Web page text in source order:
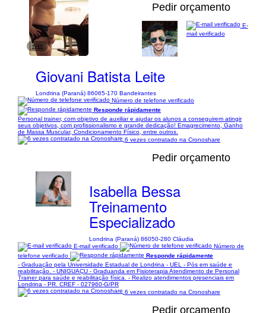
1/11
Pedir orçamento
Giovani Batista Leite
Londrina (Paraná) 86065-170 Bandeirantes
E-
mail verificado
Número de telefone verificado
Responde rápidamente
Personal trainer, com objetivo de auxiliar e ajudar os alunos a conseguirem atingir
seus objetivos, com profissionalismo e grande dedicação! Emagrecimento, Ganho
de Massa Muscular, Condicionamento Físico, entre outros.
6 vezes contratado na Cronoshare
Pedir orçamento
Isabella Bessa
Treinamento
Especializado
Londrina (Paraná) 86050-280 Cláudia
E-mail verificado
Número de
telefone verificado
Responde rápidamente
- Graduação pela Universidade Estadual de Londrina - UEL - Pós em saúde e
reabilitação. - UNIGUAÇU - Graduanda em Fisioterapia Atendimento de Personal
Trainer para saúde e reabilitação física. - Realizo atendimentos presenciais em
Londrina - PR. CREF - 027960-G/PR
6 vezes contratado na Cronoshare
Pedir orçamento